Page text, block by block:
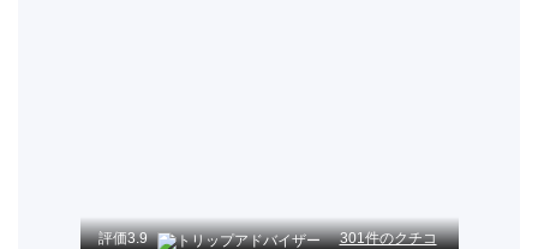
評価3.9
301件のクチコ